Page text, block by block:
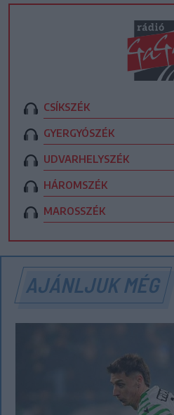
CSÍKSZÉK
GYERGYÓSZÉK
UDVARHELYSZÉK
HÁROMSZÉK
MAROSSZÉK
AJÁNLJUK MÉG